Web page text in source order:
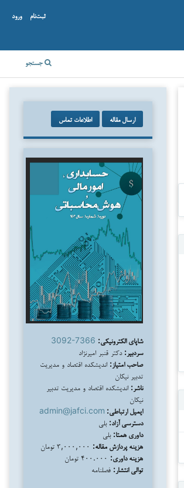
جستجو
ثبت‌نام ورود
ارسال مقاله اطلاعات تماس
شاپای الکترونیکی: 3092-7366
سردبیر: دکتر قنبر امیرنژاد
صاحب امتیاز: اندیشکده اقتصاد و مدیریت
تدبیر نیکان
ناشر: اندیشکده اقتصاد و مدیریت تدبیر
نیکان
ایمیل ارتباطی: admin@jafci.com
دسترسی آزاد: بلی
داوری همتا: بلی
هزینه پردازش مقاله:
هزینه داوری:
توالی انتشار: فصلنامه